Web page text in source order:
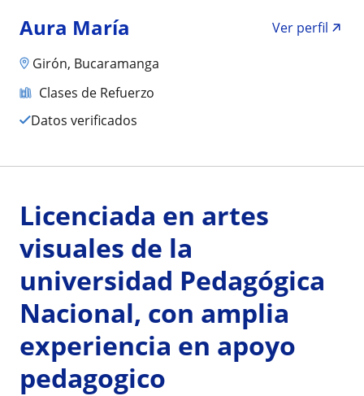
Aura María
Ver perfil
Girón, Bucaramanga
Clases de Refuerzo
Datos verificados
Licenciada en artes
visuales de la
universidad Pedagógica
Nacional, con amplia
experiencia en apoyo
pedagogico